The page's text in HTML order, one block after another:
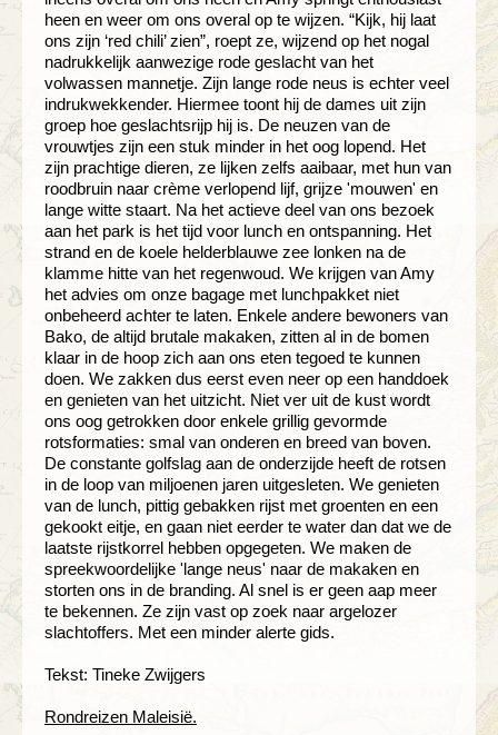
heen en weer om ons overal op te wijzen. “Kijk, hij laat
ons zijn ‘red chili’ zien”, roept ze, wijzend op het nogal
nadrukkelijk aanwezige rode geslacht van het
volwassen mannetje. Zijn lange rode neus is echter veel
indrukwekkender. Hiermee toont hij de dames uit zijn
groep hoe geslachtsrijp hij is. De neuzen van de
vrouwtjes zijn een stuk minder in het oog lopend. Het
zijn prachtige dieren, ze lijken zelfs aaibaar, met hun van
roodbruin naar crème verlopend lijf, grijze 'mouwen' en
lange witte staart. Na het actieve deel van ons bezoek
aan het park is het tijd voor lunch en ontspanning. Het
strand en de koele helderblauwe zee lonken na de
klamme hitte van het regenwoud. We krijgen van Amy
het advies om onze bagage met lunchpakket niet
onbeheerd achter te laten. Enkele andere bewoners van
Bako, de altijd brutale makaken, zitten al in de bomen
klaar in de hoop zich aan ons eten tegoed te kunnen
doen. We zakken dus eerst even neer op een handdoek
en genieten van het uitzicht. Niet ver uit de kust wordt
ons oog getrokken door enkele grillig gevormde
rotsformaties: smal van onderen en breed van boven.
De constante golfslag aan de onderzijde heeft de rotsen
in de loop van miljoenen jaren uitgesleten. We genieten
van de lunch, pittig gebakken rijst met groenten en een
gekookt eitje, en gaan niet eerder te water dan dat we de
laatste rijstkorrel hebben opgegeten. We maken de
spreekwoordelijke 'lange neus' naar de makaken en
storten ons in de branding. Al snel is er geen aap meer
te bekennen. Ze zijn vast op zoek naar argelozer
slachtoffers. Met een minder alerte gids.
Tekst: Tineke Zwijgers
Rondreizen Maleisië.